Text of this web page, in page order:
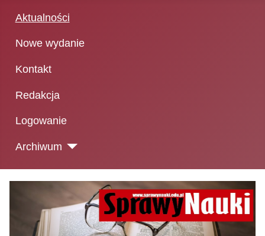
Aktualności
Nowe wydanie
Kontakt
Redakcja
Logowanie
Archiwum